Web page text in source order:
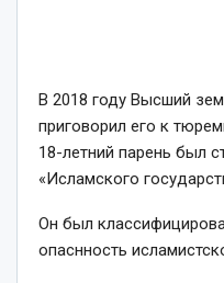
В 2018 году Высший
приговорил его к
18-летний парень был
«Исламского
Он был
опаснность